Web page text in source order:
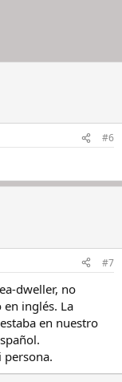
#6
#7
dweller, no
en inglés. La
en nuestro
persona.